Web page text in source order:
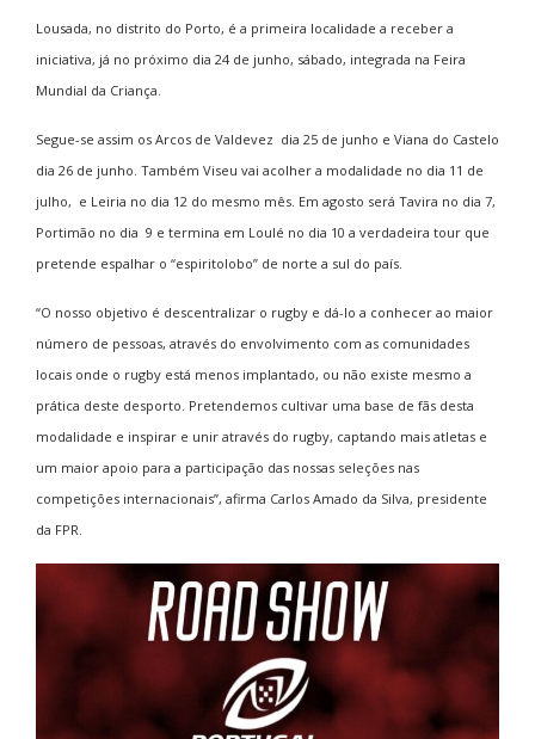
Lousada, no distrito do Porto, é a primeira localidade a receber a
iniciativa, já no próximo dia 24 de junho, sábado, integrada na Feira
Mundial da Criança.
Segue-se assim os Arcos de Valdevez dia 25 de junho e Viana do Castelo
dia 26 de junho. Também Viseu vai acolher a modalidade no dia 11 de
julho, e Leiria no dia 12 do mesmo mês. Em agosto será Tavira no dia 7,
Portimão no dia 9 e termina em Loulé no dia 10 a verdadeira tour que
pretende espalhar o “espiritolobo” de norte a sul do país.
“O nosso objetivo é descentralizar o rugby e dá-lo a conhecer ao maior
número de pessoas, através do envolvimento com as comunidades
locais onde o rugby está menos implantado, ou não existe mesmo a
prática deste desporto. Pretendemos cultivar uma base de fãs desta
modalidade e inspirar e unir através do rugby, captando mais atletas e
um maior apoio para a participação das nossas seleções nas
competições internacionais”, afirma Carlos Amado da Silva, presidente
da FPR.